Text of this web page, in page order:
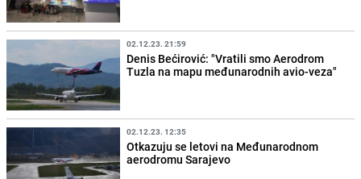
02.12.23. 21:59
Denis Bećirović: "Vratili smo Aerodrom
Tuzla na mapu međunarodnih avio-veza"
02.12.23. 12:35
Otkazuju se letovi na Međunarodnom
aerodromu Sarajevo